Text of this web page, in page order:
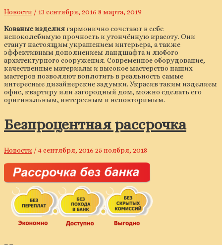
Новости / 13 сентября, 2016 8 марта, 2019
Кованые изделиягармонично сочетают в себе
непоколебимую прочность и утончённую красоту. Они
станут настоящим украшением интерьера, а также
эффективным дополнением ландшафта и любого
архитектурного сооружения. Современное оборудование,
качественные материалы и высокое мастерство наших
мастеров позволяют воплотить в реальность самые
интересные дизайнерские задумки. Украсив таким изделием
офис, квартиру или загородный дом, можно сделать его
оригинальным, интересным и неповторимым.
Безпроцентная рассрочка
Новости /4 сентября, 2016 25 ноября, 2018